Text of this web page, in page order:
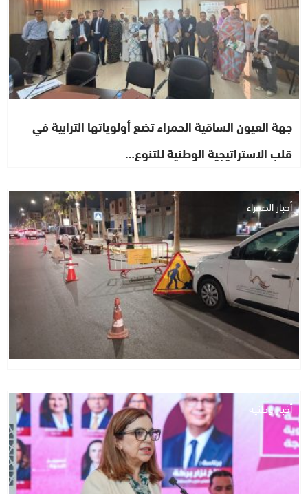
جهة العيون الساقية الحمراء تضع أولوياتها الترابية في
قلب الاستراتيجية الوطنية للتنوع…
أخبار الصحراء
أخبار وطنية